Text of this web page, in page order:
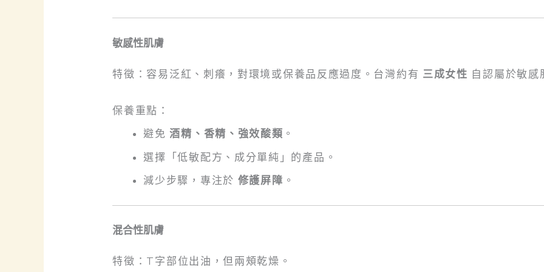
敏感性肌膚
特徵：容易泛紅、刺癢，對環境或保養品反應過度。台灣約有 三成女性 自認屬於敏感
保養重點：
避免酒精、香精、強效酸類 。
選擇「低敏配方、成分單純」的產品。
減少步驟，專注於 修護屏障 。
混合性肌膚
特徵：T字部位出油，但兩頰乾燥。